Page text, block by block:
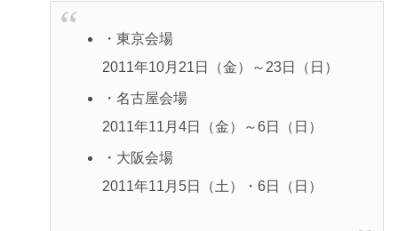
・東京会場
2011年10月21日（金）～23日（日）
・名古屋会場
2011年11月4日（金）～6日（日）
・大阪会場
2011年11月5日（土）・6日（日）